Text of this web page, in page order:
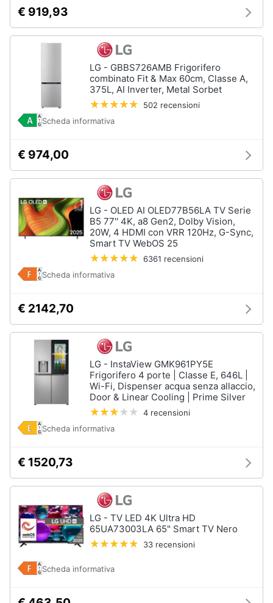
€ 919,93
LG - GBBS726AMB Frigorifero
combinato Fit & Max 60cm, Classe A,
375L, AI Inverter, Metal Sorbet
502 recensioni
Scheda informativa
€ 974,00
LG - OLED AI OLED77B56LA TV Serie
B5 77'' 4K, a8 Gen2, Dolby Vision,
20W, 4 HDMI con VRR 120Hz, G-Sync,
Smart TV WebOS 25
6361 recensioni
Scheda informativa
€ 2142,70
LG - InstaView GMK961PY5E
Frigorifero 4 porte | Classe E, 646L |
Wi-Fi, Dispenser acqua senza allaccio,
Door & Linear Cooling | Prime Silver
4 recensioni
Scheda informativa
€ 1520,73
LG - TV LED 4K Ultra HD
65UA73003LA 65" Smart TV Nero
33 recensioni
Scheda informativa